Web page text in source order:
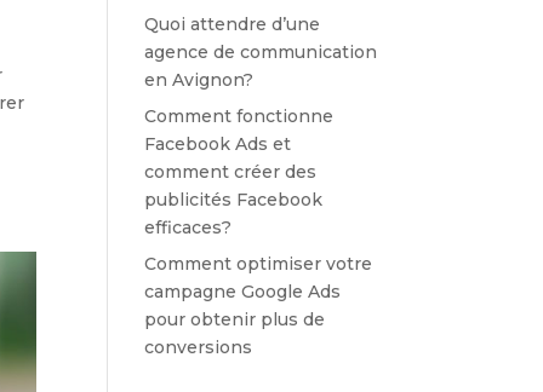
Quoi attendre d’une
agence de communication
en Avignon?
Comment fonctionne
Facebook Ads et
comment créer des
publicités Facebook
efficaces?
Comment optimiser votre
campagne Google Ads
pour obtenir plus de
conversions